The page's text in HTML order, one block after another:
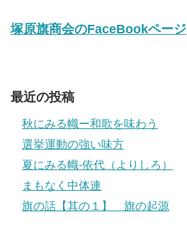
塚原旗商会のFaceBookページ
最近の投稿
秋にみる幟ー和歌を味わう
選挙運動の強い味方
夏にみる幟-依代（よりしろ）
まもなく中体連
旗の話【其の１】 旗の起源